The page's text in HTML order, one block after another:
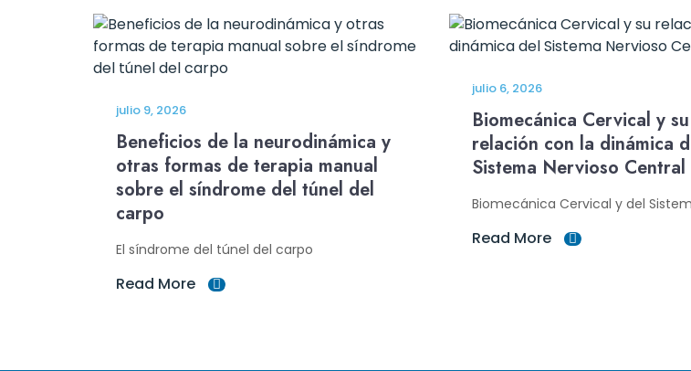
julio 9, 2026
Beneficios de la neurodinámica y
otras formas de terapia manual
sobre el síndrome del túnel del
carpo
El síndrome del túnel del carpo
Read More
julio 6, 2026
Biomecánica Cervical y su
relación con la dinámica
Sistema Nervioso Central
Biomecánica Cervical y del
Read More